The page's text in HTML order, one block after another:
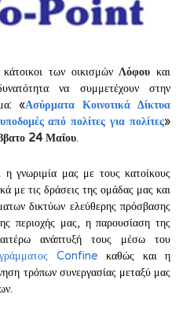
των οικισμώνΛόφου και
να συμμετέχουν στην
«Ασύρματα Κοινοτικά Δίκτυα
από πολίτες για πολίτες»
24 Μαΐου.
η γνωριμία μας με τους κατοίκους
με τις δράσεις της ομάδας μας και
δικτύων ελεύθερης πρόσβασης
περιοχής μας, η παρουσίαση της
ανάπτυξή τους μέσω του
Confine καθώς και η
τρόπων συνεργασίας μεταξύ μας